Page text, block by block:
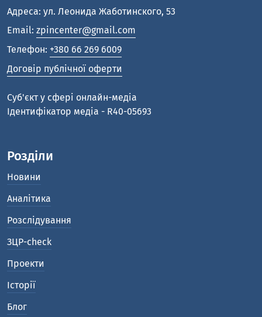
Адреса: ул. Леонида Жаботинского, 53
Email: zpincenter@gmail.com
Телефон: +380 66 269 6009
Договір публічної оферти
Cуб'єкт у сфері онлайн-медіа
Ідентифікатор медіа - R40-05693
Розділи
Новини
Аналітика
Розслідування
ЗЦР-check
Проекти
Історії
Блог